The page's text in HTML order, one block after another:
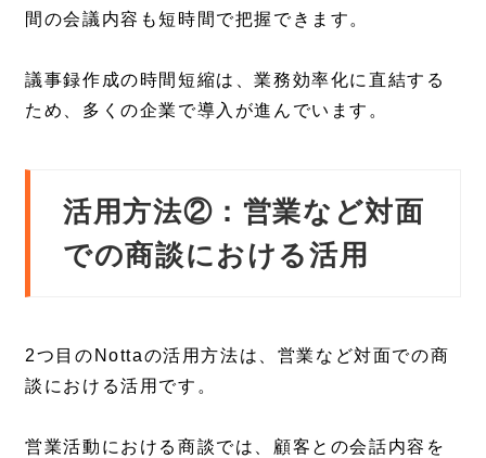
間の会議内容も短時間で把握できます。
議事録作成の時間短縮は、業務効率化に直結する
ため、多くの企業で導入が進んでいます。
活用方法②：営業など対面
での商談における活用
2つ目のNottaの活用方法は、営業など対面での商
談における活用です。
営業活動における商談では、顧客との会話内容を